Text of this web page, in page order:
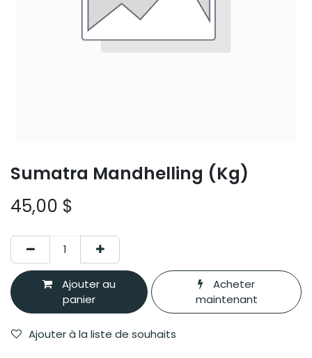
Sumatra Mandhelling (Kg)
45,00 $
Ajouter au
panier
Acheter
maintenant
Ajouter à la liste de souhaits